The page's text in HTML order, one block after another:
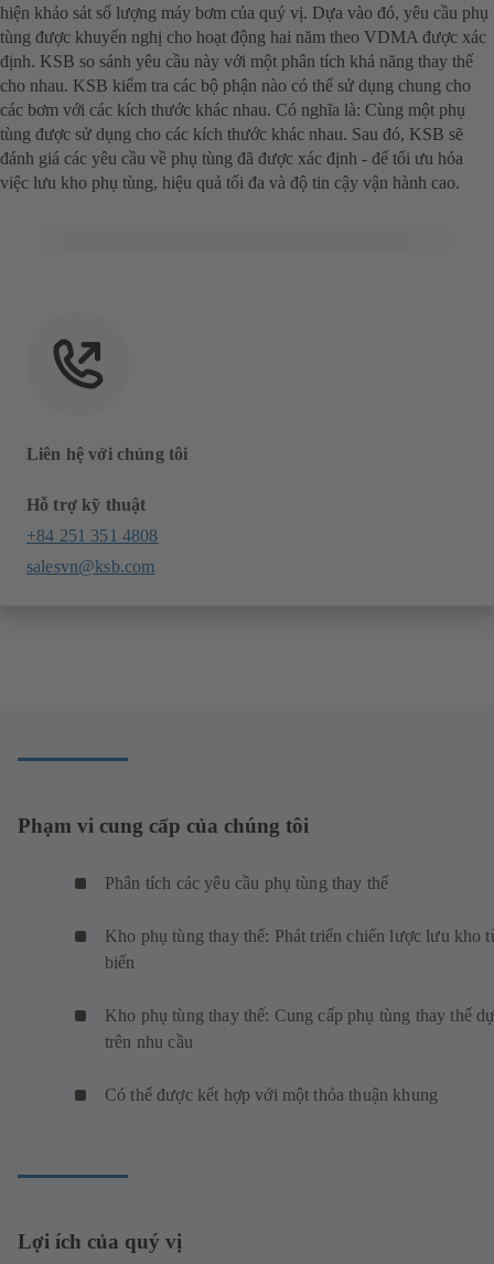
hiện khảo sát số lượng máy bơm của quý vị. Dựa vào đó, yêu cầu phụ
tùng được khuyến nghị cho hoạt động hai năm theo VDMA được xác
định. KSB so sánh yêu cầu này với một phân tích khả năng thay thế
cho nhau. KSB kiểm tra các bộ phận nào có thể sử dụng chung cho
các bơm với các kích thước khác nhau. Có nghĩa là: Cùng một phụ
tùng được sử dụng cho các kích thước khác nhau. Sau đó, KSB sẽ
đánh giá các yêu cầu về phụ tùng đã được xác định - để tối ưu hóa
việc lưu kho phụ tùng, hiệu quả tối đa và độ tin cậy vận hành cao.
Liên hệ với chúng tôi
Hỗ trợ kỹ thuật
+84 251 351 4808
salesvn@ksb.com
Phạm vi cung cấp của chúng tôi
Phân tích các yêu cầu phụ tùng thay thế
Kho phụ tùng thay thế: Phát triển chiến lược lưu kho
biến
Kho phụ tùng thay thế: Cung cấp phụ tùng thay thế
trên nhu cầu
Có thể được kết hợp với một thỏa thuận khung
Lợi ích của quý vị